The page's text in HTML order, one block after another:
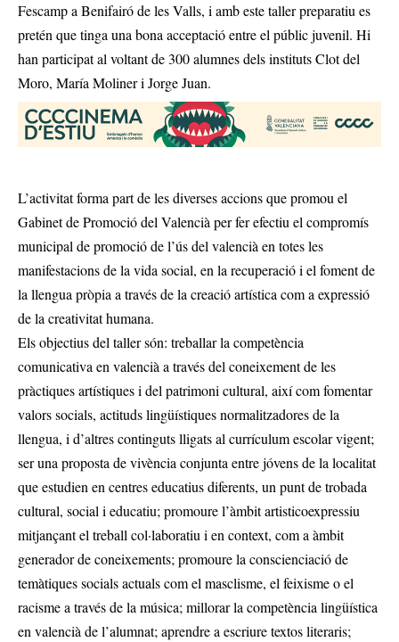
Fescamp a Benifairó de les Valls, i amb este taller preparatiu es
pretén que tinga una bona acceptació entre el públic juvenil. Hi
han participat al voltant de 300 alumnes dels instituts Clot del
Moro, María Moliner i Jorge Juan.
L’activitat forma part de les diverses accions que promou el
Gabinet de Promoció del Valencià per fer efectiu el compromís
municipal de promoció de l’ús del valencià en totes les
manifestacions de la vida social, en la recuperació i el foment de
la llengua pròpia a través de la creació artística com a expressió
de la creativitat humana.
Els objectius del taller són: treballar la competència
comunicativa en valencià a través del coneixement de les
pràctiques artístiques i del patrimoni cultural, així com fomentar
valors socials, actituds lingüístiques normalitzadores de la
llengua, i d’altres continguts lligats al currículum escolar vigent;
ser una proposta de vivència conjunta entre jóvens de la localitat
que estudien en centres educatius diferents, un punt de trobada
cultural, social i educatiu; promoure l’àmbit artisticoexpressiu
mitjançant el treball col·laboratiu i en context, com a àmbit
generador de coneixements; promoure la conscienciació de
temàtiques socials actuals com el masclisme, el feixisme o el
racisme a través de la música; millorar la competència lingüística
en valencià de l’alumnat; aprendre a escriure textos literaris;